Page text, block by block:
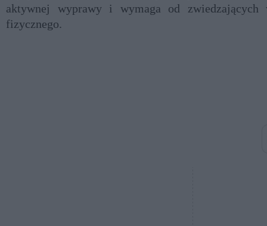
aktywnej wyprawy i wymaga od zwiedzających
fizycznego.